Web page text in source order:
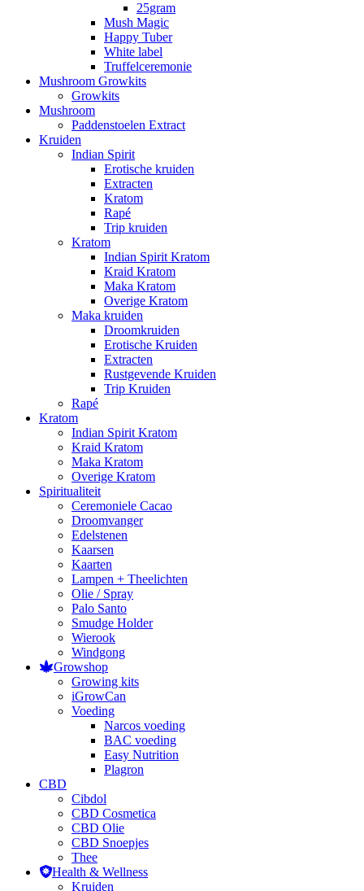
25gram
Mush Magic
Happy Tuber
White label
Truffelceremonie
Mushroom Growkits
Growkits
Mushroom
Paddenstoelen Extract
Kruiden
Indian Spirit
Erotische kruiden
Extracten
Kratom
Rapé
Trip kruiden
Kratom
Indian Spirit Kratom
Kraid Kratom
Maka Kratom
Overige Kratom
Maka kruiden
Droomkruiden
Erotische Kruiden
Extracten
Rustgevende Kruiden
Trip Kruiden
Rapé
Kratom
Indian Spirit Kratom
Kraid Kratom
Maka Kratom
Overige Kratom
Spiritualiteit
Ceremoniele Cacao
Droomvanger
Edelstenen
Kaarsen
Kaarten
Lampen + Theelichten
Olie / Spray
Palo Santo
Smudge Holder
Wierook
Windgong
Growshop
Growing kits
iGrowCan
Voeding
Narcos voeding
BAC voeding
Easy Nutrition
Plagron
CBD
Cibdol
CBD Cosmetica
CBD Olie
CBD Snoepjes
Thee
Health & Wellness
Kruiden